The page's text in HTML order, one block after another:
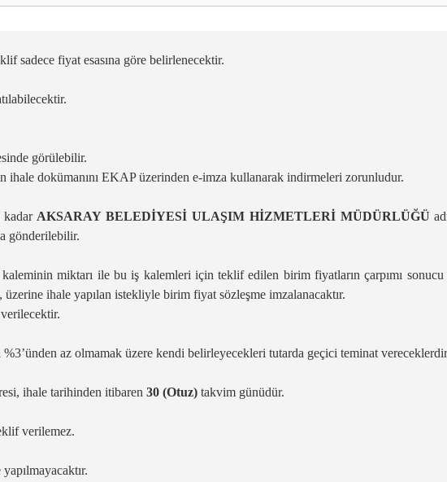
sadece fiyat esasına göre belirlenecektir.
görülebilir.
ihale dokümanını EKAP üzerinden e-imza kullanarak indirmeleri zorunludur.
kadar AKSARAY BELEDİYESİ ULAŞIM HİZMETLERİ MÜDÜRLÜĞÜ
gönderilebilir.
miktarı ile bu iş kalemleri için teklif edilen birim fiyatların çarpımı
ihale yapılan istekliyle birim fiyat sözleşme imzalanacaktır.
az olmamak üzere kendi belirleyecekleri tutarda geçici teminat
ihale tarihinden itibaren 30 (Otuz) takvim günüdür.
verilemez.